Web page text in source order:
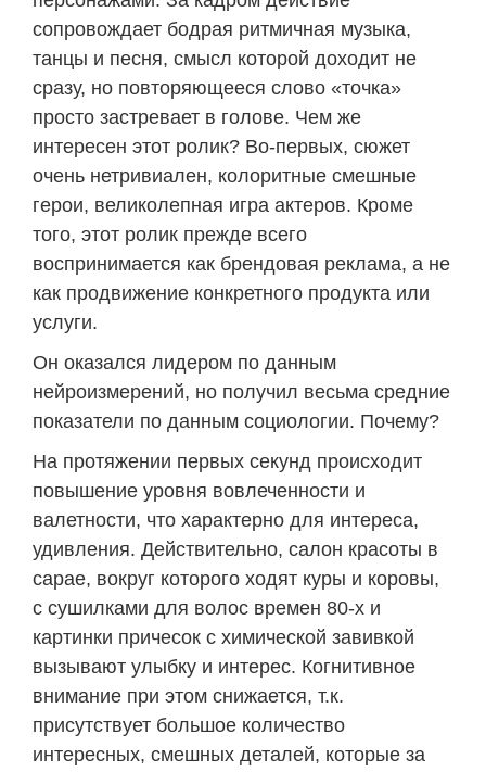
сопровождает бодрая ритмичная музыка,
танцы и песня, смысл которой доходит не
сразу, но повторяющееся слово «точка»
просто застревает в голове. Чем же
интересен этот ролик? Во-первых, сюжет
очень нетривиален, колоритные смешные
герои, великолепная игра актеров. Кроме
того, этот ролик прежде всего
воспринимается как брендовая реклама, а не
как продвижение конкретного продукта или
услуги.
Он оказался лидером по данным
нейроизмерений, но получил весьма средние
показатели по данным социологии. Почему?
На протяжении первых секунд происходит
повышение уровня вовлеченности и
валетности, что характерно для интереса,
удивления. Действительно, салон красоты в
сарае, вокруг которого ходят куры и коровы,
с сушилками для волос времен 80-х и
картинки причесок с химической завивкой
вызывают улыбку и интерес. Когнитивное
внимание при этом снижается, т.к.
присутствует большое количество
интересных, смешных деталей, которые за